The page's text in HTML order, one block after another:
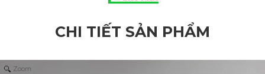
CHI TIẾT SẢN PHẨM
Zoom